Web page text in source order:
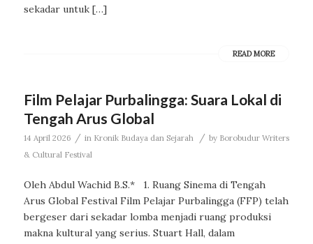
sekadar untuk […]
READ MORE
Film Pelajar Purbalingga: Suara Lokal di
Tengah Arus Global
14 April 2026 / in Kronik Budaya dan Sejarah / by Borobudur Writers
& Cultural Festival
Oleh Abdul Wachid B.S.* 1. Ruang Sinema di Tengah
Arus Global Festival Film Pelajar Purbalingga (FFP) telah
bergeser dari sekadar lomba menjadi ruang produksi
makna kultural yang serius. Stuart Hall, dalam